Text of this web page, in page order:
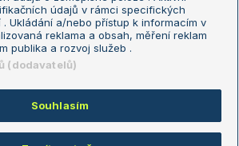
Nastavení soukromí
Reklama
Informace o zpracování osobních
údajů
Využíváme zpravodajství ČTK.
údajů v rámci specifických
. Ukládání a/nebo přístup k informacím v
reklama a obsah, měření reklam
publika a rozvoj služeb .
(dodavatelů)
Souhlasím